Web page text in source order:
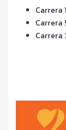
Carrera
Carrera